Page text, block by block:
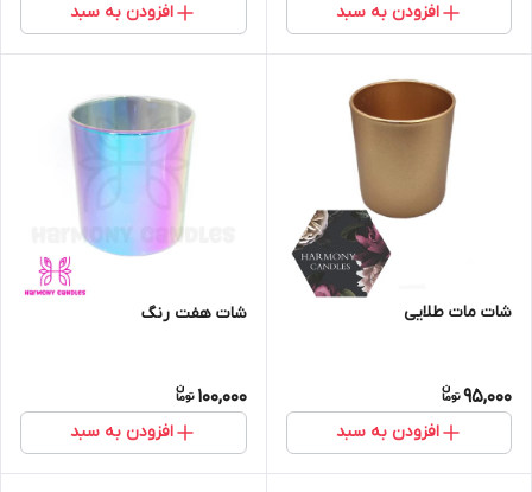
افزودن به سبد افزودن به سبد
شات مات طلایی
95,000
افزودن به سبد
شات هفت رنگ
100,000
افزودن به سبد